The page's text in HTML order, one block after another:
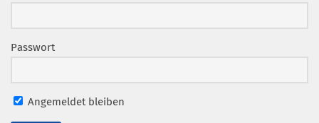
Marketing Pioniere im BVMC
CLUB-KOMMUNIKATION
MCM Club TV
Passwort
Angemeldet bleiben